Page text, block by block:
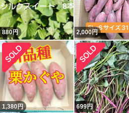
880円 2,000円
1,380円 699円